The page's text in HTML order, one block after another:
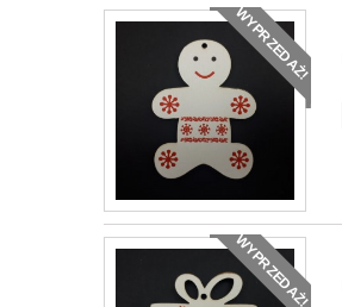
WYPRZEDAŻ!
WYPRZEDAŻ!